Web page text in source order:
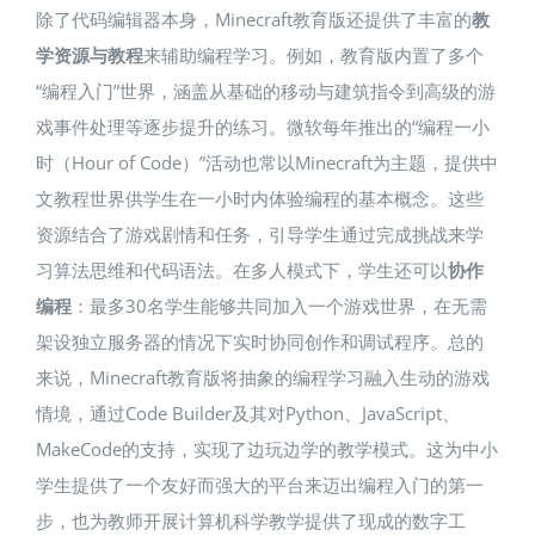
除了代码编辑器本身，Minecraft教育版还提供了丰富的教
学资源与教程来辅助编程学习。例如，教育版内置了多个
“编程入门”世界，涵盖从基础的移动与建筑指令到高级的游
戏事件处理等逐步提升的练习。微软每年推出的“编程一小
时（Hour of Code）”活动也常以Minecraft为主题，提供中
文教程世界供学生在一小时内体验编程的基本概念。这些
资源结合了游戏剧情和任务，引导学生通过完成挑战来学
习算法思维和代码语法。在多人模式下，学生还可以协作
编程：最多30名学生能够共同加入一个游戏世界，在无需
架设独立服务器的情况下实时协同创作和调试程序​。总的
来说，Minecraft教育版将抽象的编程学习融入生动的游戏
情境，通过Code Builder及其对Python、JavaScript、
MakeCode的支持，实现了边玩边学的教学模式。这为中小
学生提供了一个友好而强大的平台来迈出编程入门的第一
步，也为教师开展计算机科学教学提供了现成的数字工